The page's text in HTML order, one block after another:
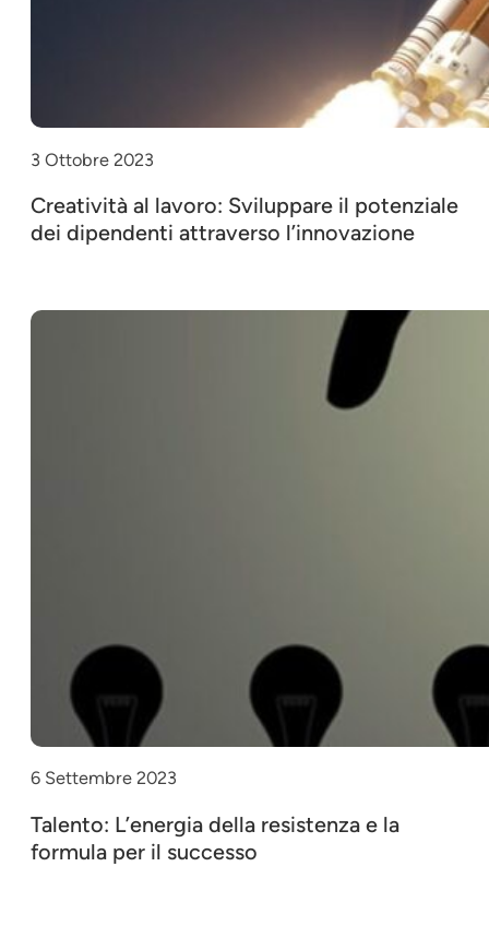
3 Ottobre 2023
Creatività al lavoro: Sviluppare il potenziale
dei dipendenti attraverso l’innovazione
6 Settembre 2023
Talento: L’energia della resistenza e la
formula per il successo